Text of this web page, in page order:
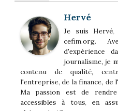
Hervé
Je suis
cefim.org.
d'expérience
journalisme, je
contenu de qualité,
l'entreprise, de la finance, de
Ma passion est de
accessibles à tous, en